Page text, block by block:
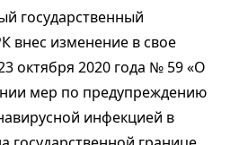
государственный
внес изменение в свое
октября 2020 года № 59 «О
мер по предупреждению
инфекцией в